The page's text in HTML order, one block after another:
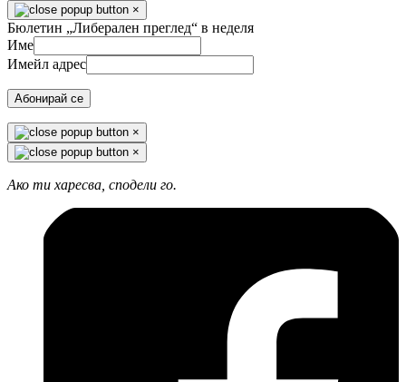
×
Бюлетин „Либерален преглед“ в неделя
Име
Имейл адрес
Абонирай се
×
×
Ако ти харесва, сподели го.